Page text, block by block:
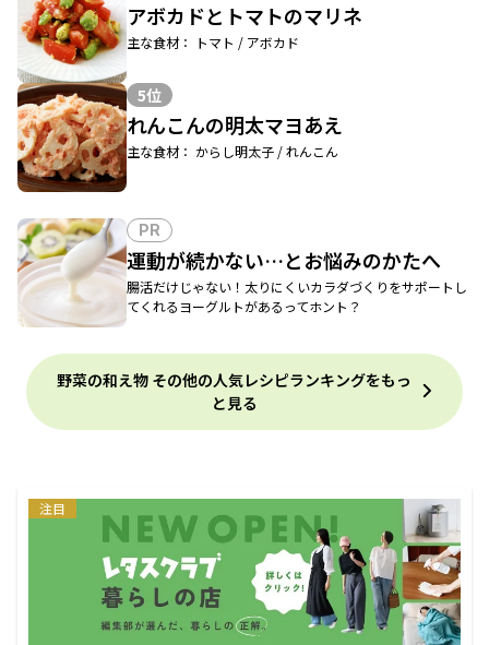
アボカドとトマトのマリネ
主な食材： トマト / アボカド
5位
れんこんの明太マヨあえ
主な食材： からし明太子 / れんこん
PR
運動が続かない…とお悩みのかたへ
腸活だけじゃない！太りにくいカラダづくりをサポートし
てくれるヨーグルトがあるってホント？
野菜の和え物 その他の人気レシピランキングをもっ
と見る
注目